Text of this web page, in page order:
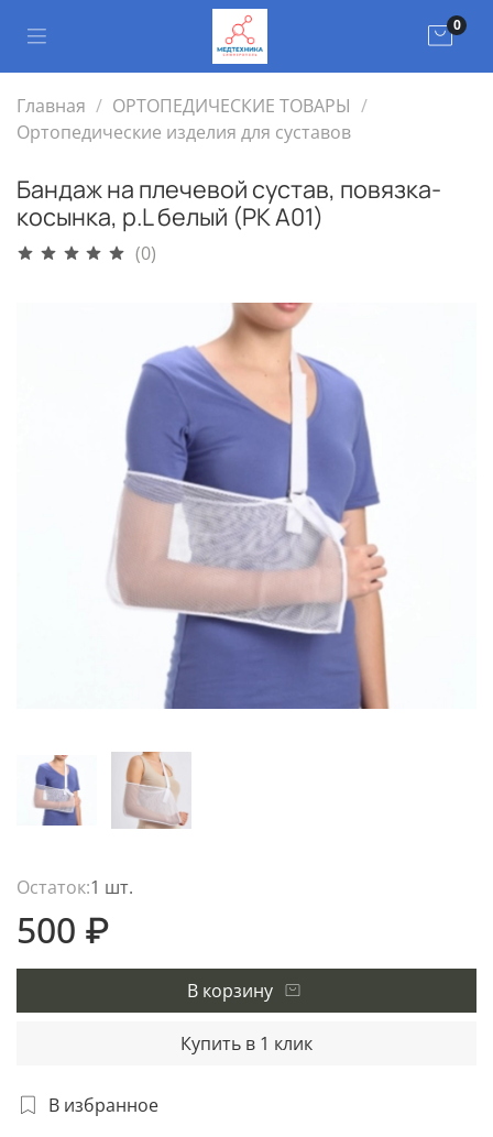
0
Главная
ОРТОПЕДИЧЕСКИЕ ТОВАРЫ
Ортопедические изделия для суставов
Бандаж на плечевой сустав, повязка-
косынка, р.L белый (РК A01)
(0)
В избранное
Остаток:1 шт.
500 ₽
В корзину
Купить в 1 клик